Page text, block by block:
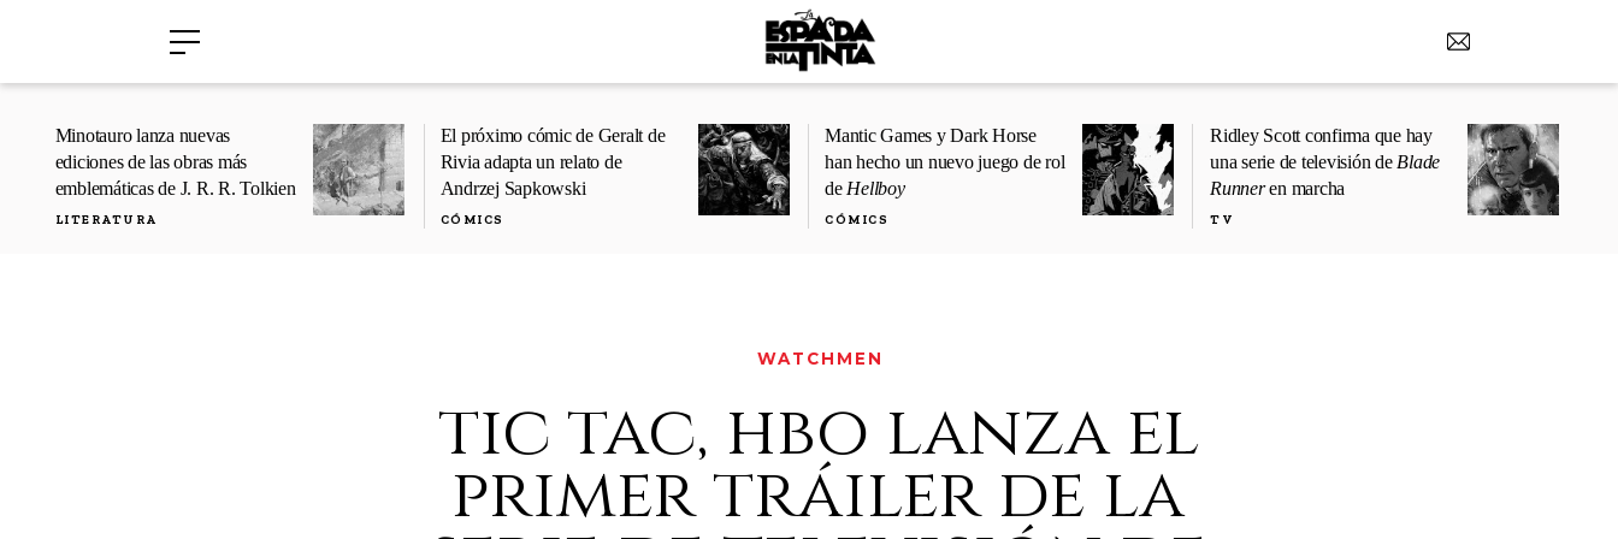
Minotauro lanza nuevas
ediciones de las obras más
emblemáticas de J. R. R. Tolkien
LITERATURA
El próximo cómic de Geralt de
Rivia adapta un relato de
Andrzej Sapkowski
CÓMICS
Mantic Games y Dark Horse
han hecho un nuevo juego de rol
de Hellboy
CÓMICS
Ridley Scott confirma que hay
una serie de televisión de Blade
Runneren marcha
TV
WATCHMEN
tic tac, hbo lanza el
primer tráiler de la
›